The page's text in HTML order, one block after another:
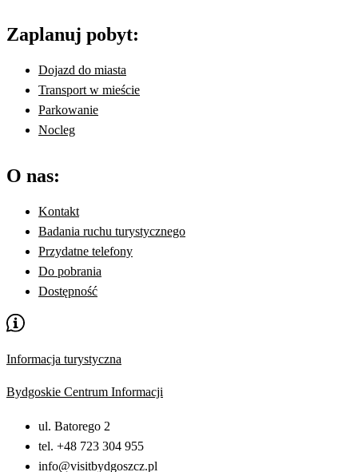
Zaplanuj pobyt:
Dojazd do miasta
Transport w mieście
Parkowanie
Nocleg
O nas:
Kontakt
Badania ruchu turystycznego
Przydatne telefony
Do pobrania
Dostępność
Informacja turystyczna
Bydgoskie Centrum Informacji
ul. Batorego 2
tel. +48 723 304 955
info@visitbydgoszcz.pl